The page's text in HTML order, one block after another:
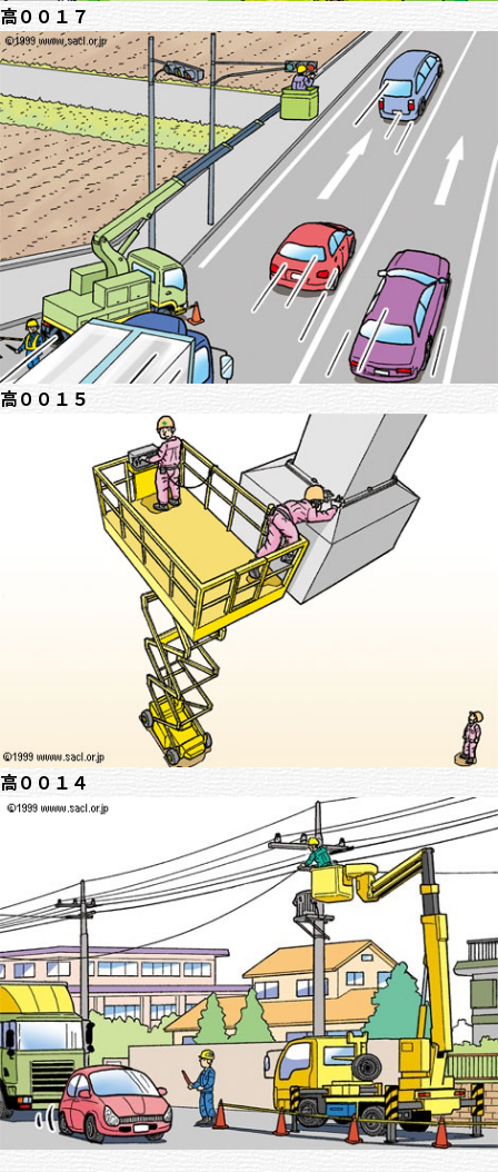
高００１７
高００１５
高００１４